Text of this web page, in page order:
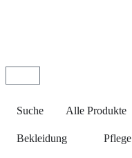
Suche Alle Produkte
Bekleidung Pflege